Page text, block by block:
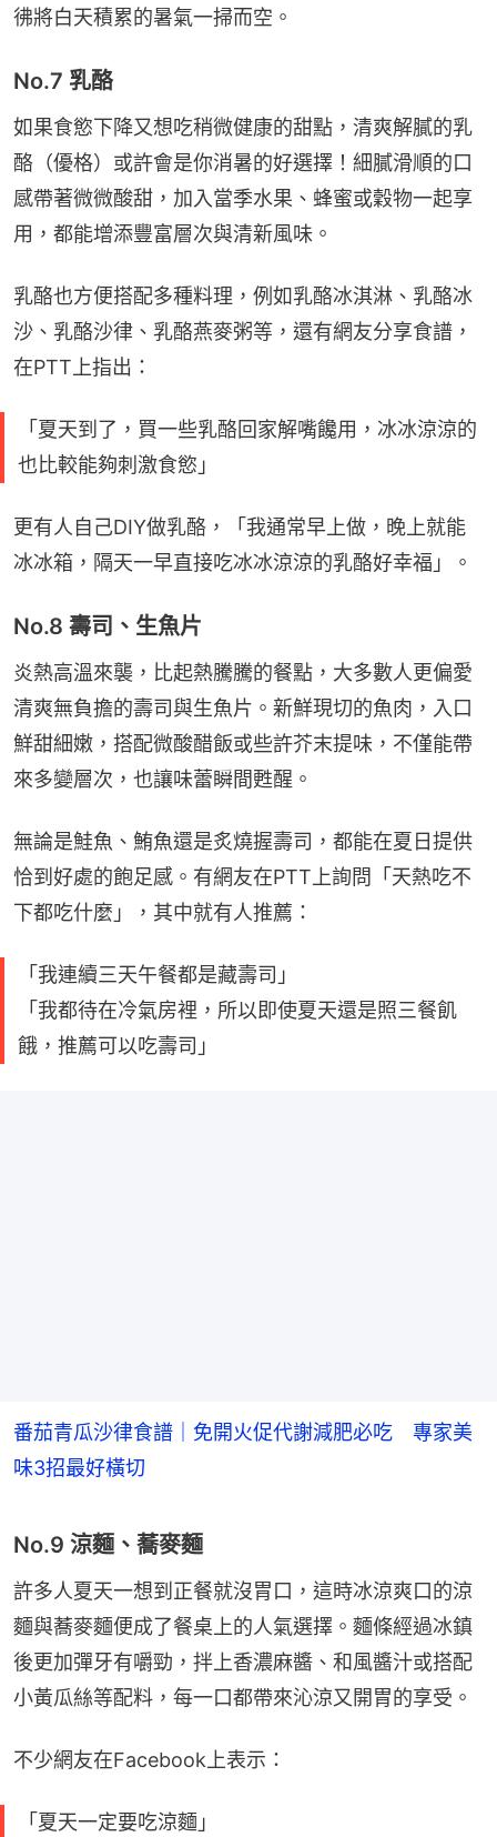
彿將白天積累的暑氣一掃而空。
No.7 乳酪
如果食慾下降又想吃稍微健康的甜點，清爽解膩的乳
酪（優格）或許會是你消暑的好選擇！細膩滑順的口
感帶著微微酸甜，加入當季水果、蜂蜜或穀物一起享
用，都能增添豐富層次與清新風味。
乳酪也方便搭配多種料理，例如乳酪冰淇淋、乳酪冰
沙、乳酪沙律、乳酪燕麥粥等，還有網友分享食譜，
在PTT上指出：
「夏天到了，買一些乳酪回家解嘴饞用，冰冰涼涼的
也比較能夠刺激食慾」
更有人自己DIY做乳酪，「我通常早上做，晚上就能
冰冰箱，隔天一早直接吃冰冰涼涼的乳酪好幸福」。
No.8 壽司、生魚片
炎熱高溫來襲，比起熱騰騰的餐點，大多數人更偏愛
清爽無負擔的壽司與生魚片。新鮮現切的魚肉，入口
鮮甜細嫩，搭配微酸醋飯或些許芥末提味，不僅能帶
來多變層次，也讓味蕾瞬間甦醒。
無論是鮭魚、鮪魚還是炙燒握壽司，都能在夏日提供
恰到好處的飽足感。有網友在PTT上詢問「天熱吃不
下都吃什麼」，其中就有人推薦：
「我連續三天午餐都是藏壽司」
「我都待在冷氣房裡，所以即使夏天還是照三餐飢
餓，推薦可以吃壽司」
番茄青瓜沙律食譜｜免開火促代謝減肥必吃 專家美
味3招最好橫切
No.9 涼麵、蕎麥麵
許多人夏天一想到正餐就沒胃口，這時冰涼爽口的涼
麵與蕎麥麵便成了餐桌上的人氣選擇。麵條經過冰鎮
後更加彈牙有嚼勁，拌上香濃麻醬、和風醬汁或搭配
小黃瓜絲等配料，每一口都帶來沁涼又開胃的享受。
不少網友在Facebook上表示：
「夏天一定要吃涼麵」